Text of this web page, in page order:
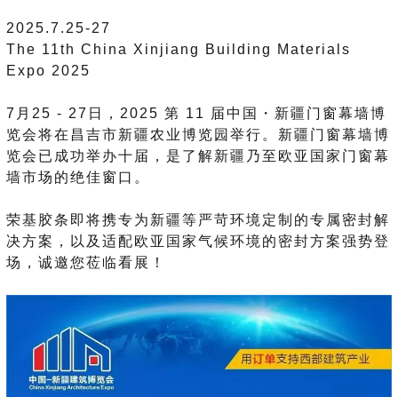
2025.7.25-27
The 11th China Xinjiang Building Materials
Expo 2025
7月25 - 27日，2025 第 11 届中国・新疆门窗幕墙博
览会将在昌吉市新疆农业博览园举行。新疆门窗幕墙博
览会已成功举办十届，是了解新疆乃至欧亚国家门窗幕
墙市场的绝佳窗口。
荣基胶条即将携专为新疆等严苛环境定制的专属密封解
决方案，以及适配欧亚国家气候环境的密封方案强势登
场，诚邀您莅临看展！